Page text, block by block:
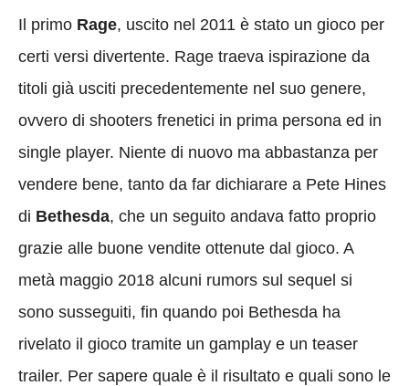
Il primo Rage, uscito nel 2011 è stato un gioco per
certi versi divertente. Rage traeva ispirazione da
titoli già usciti precedentemente nel suo genere,
ovvero di shooters frenetici in prima persona ed in
single player. Niente di nuovo ma abbastanza per
vendere bene, tanto da far dichiarare a Pete Hines
di Bethesda, che un seguito andava fatto proprio
grazie alle buone vendite ottenute dal gioco. A
metà maggio 2018 alcuni rumors sul sequel si
sono susseguiti, fin quando poi Bethesda ha
rivelato il gioco tramite un gamplay e un teaser
trailer. Per sapere quale è il risultato e quali sono le